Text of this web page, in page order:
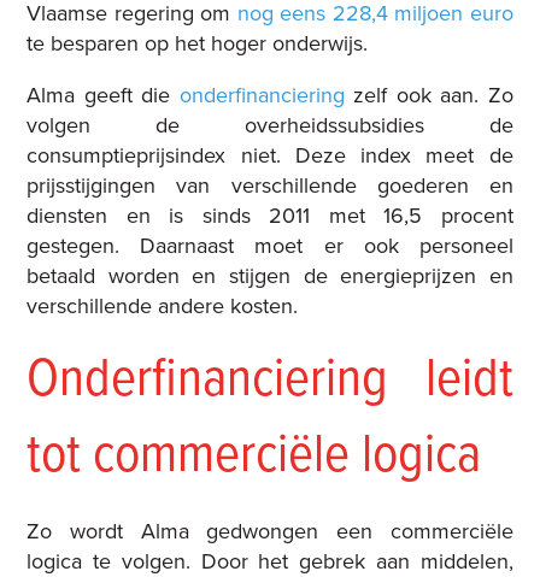
Vlaamse regering om nog eens 228,4 miljoen euro
te besparen op het hoger onderwijs.
Alma geeft die onderfinanciering zelf ook aan. Zo
volgen de overheidssubsidies de
consumptieprijsindex niet. Deze index meet de
prijsstijgingen van verschillende goederen en
diensten en is sinds 2011 met 16,5 procent
gestegen. Daarnaast moet er ook personeel
betaald worden en stijgen de energieprijzen en
verschillende andere kosten.
Onderfinanciering leidt
tot commerciële logica
Zo wordt Alma gedwongen een commerciële
logica te volgen. Door het gebrek aan middelen,